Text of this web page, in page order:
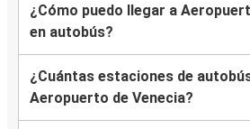
Pula
Aeropuerto de Venecia
Aeropuerto de Venecia
¿Cómo puedo llegar a
en autobús?
¿Cuántas estaciones de
Aeropuerto de Venecia?